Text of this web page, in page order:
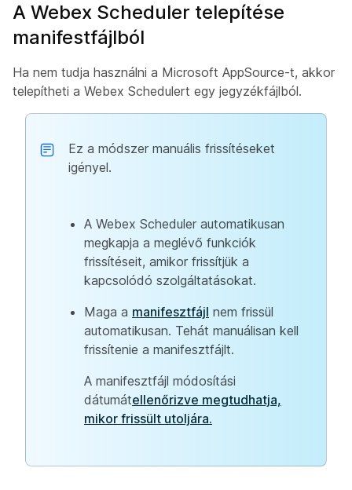
A Webex Scheduler telepítése
manifestfájlból
Ha nem tudja használni a Microsoft AppSource-t, akkor
telepítheti a Webex Schedulert egy jegyzékfájlból.
Ez a módszer manuális frissítéseket
igényel.
A Webex Scheduler automatikusan
megkapja a meglévő funkciók
frissítéseit, amikor frissítjük a
kapcsolódó szolgáltatásokat.
Maga a manifesztfájl nem frissül
automatikusan. Tehát manuálisan kell
frissítenie a manifesztfájlt.
A manifesztfájl módosítási
dátumátellenőrizve megtudhatja,
mikor frissült utoljára.